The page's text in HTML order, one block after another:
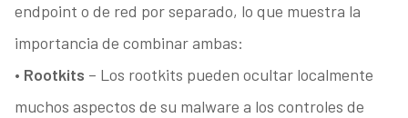
endpoint o de red por separado, lo que muestra la
importancia de combinar ambas:
• Rootkits – Los rootkits pueden ocultar localmente
muchos aspectos de su malware a los controles de